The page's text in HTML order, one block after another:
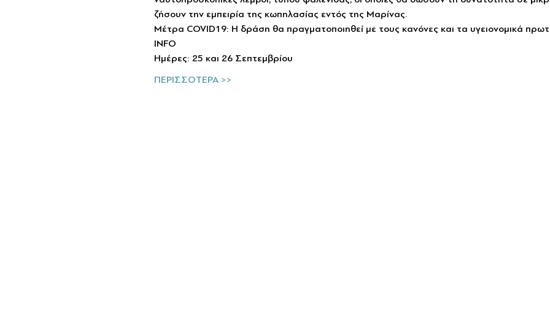
ζήσουν την εμπειρία της κωπηλασίας εντός της Μαρίνας.
Μέτρα COVID19: Η δράση θα πραγματοποιηθεί με τους κανόνες και τα υγειονομικά
INFO
Hμέρες: 25 και 26 Σεπτεμβρίου
ΠΕΡΙΣΣΟΤΕΡΑ >>